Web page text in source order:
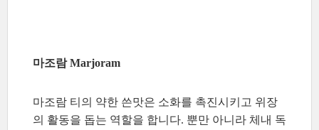
마조람 Marjoram
마조람 티의 약한 쓴맛은 소화를 촉진시키고 위장
의 활동을 돕는 역할을 합니다. 뿐만 아니라 체내 독